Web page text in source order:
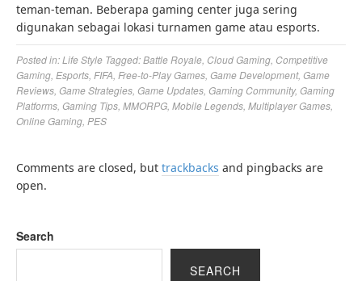
teman-teman. Beberapa gaming center juga sering
digunakan sebagai lokasi turnamen game atau esports.
Posted in:Life Style Tagged:Battle Royale Cloud Gaming Competitive
Gaming Esports FIFA Free-to-Play Games Game Development, Game
Reviews Game Strategies Game Updates Gaming Community, Gaming
Platforms Gaming Tips MMORPG Mobile Legends Multiplayer Games
Online Gaming PES
Comments are closed, but trackbacks and pingbacks are
open.
Search
SEARCH